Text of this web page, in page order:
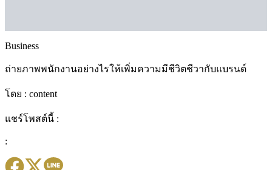
Business
ถ่ายภาพพนักงานอย่างไรให้เพิ่มความมีชีวิตชีวากับแบรนด์
โดย : content
แชร์โพสต์นี้ :
: